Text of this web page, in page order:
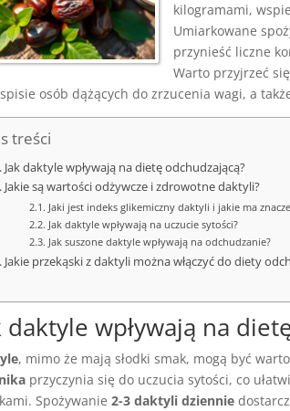
kilogramami,
Umiarkowane
przynieść liczne
Warto przyjrzeć
osób dążących do zrzucenia wagi, a
treści
Jak daktyle wpływają na dietę odchudzającą?
Jakie są wartości odżywcze i zdrowotne daktyli?
Jaki jest indeks glikemiczny daktyli i jakie ma
Jak daktyle wpływają na uczucie sytości?
Jak suszone daktyle wpływają na odchudzanie?
Jakie przekąski z daktyli można włączyć do diety
daktyle wpływają na
, mimo że mają słodki smak, mogą być
przyczynia się do uczucia sytości, co
Spożywanie2-3 daktyli dziennie